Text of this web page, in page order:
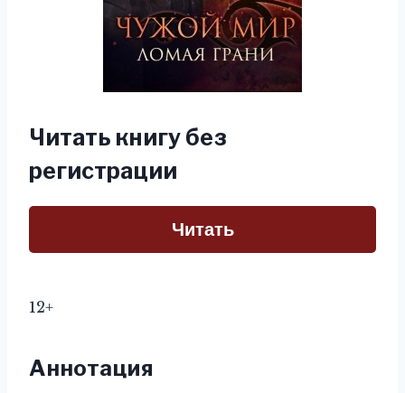
Читать книгу без
регистрации
Читать
12+
Аннотация